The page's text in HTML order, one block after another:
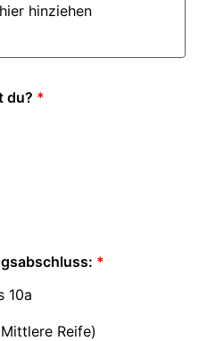
hinziehen
du? *
*
10a
Reife)